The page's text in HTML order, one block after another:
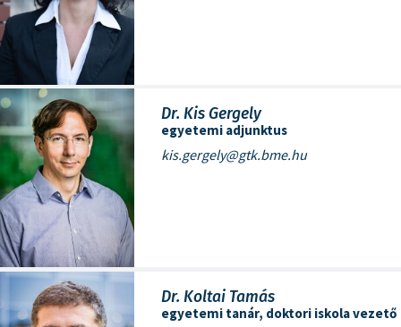
Dr. Kis Gergely
egyetemi adjunktus
kis.gergely@gtk.bme.hu
Dr. Koltai Tamás
egyetemi tanár, doktori iskola vezető